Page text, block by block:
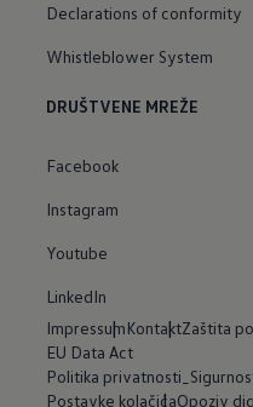
Declarations of conformity
Whistleblower System
DRUŠTVENE MREŽE
Facebook
Instagram
Youtube
LinkedIn
ImpressumKontaktZaštita
EU Data Act
Politika
Postavke kolačićaOpoziv